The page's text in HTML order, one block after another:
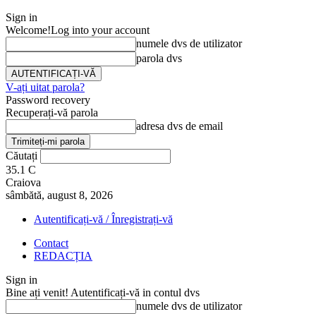
Sign in
Welcome!Log into your account
numele dvs de utilizator
parola dvs
V-ați uitat parola?
Password recovery
Recuperați-vă parola
adresa dvs de email
Căutați
35.1 C
Craiova
sâmbătă, august 8, 2026
Autentificați-vă / Înregistrați-vă
Contact
REDACȚIA
Sign in
Bine ați venit! Autentificați-vă in contul dvs
numele dvs de utilizator